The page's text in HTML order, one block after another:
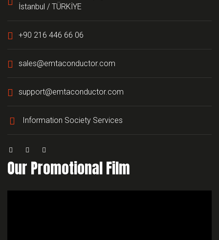
İstanbul / TÜRKİYE
+90 216 446 66 06
sales@emtaconductor.com
support@emtaconductor.com
Information Society Services
Our Promotional Film